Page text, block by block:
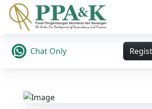
Chat Only